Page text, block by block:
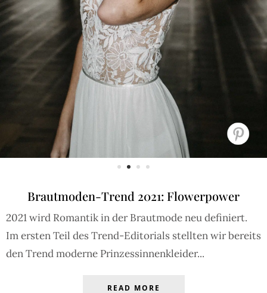
Brautmoden-Trend 2021: Flowerpower
2021 wird Romantik in der Brautmode neu definiert.
Im ersten Teil des Trend-Editorials stellten wir bereits
den Trend moderne Prinzessinnenkleider...